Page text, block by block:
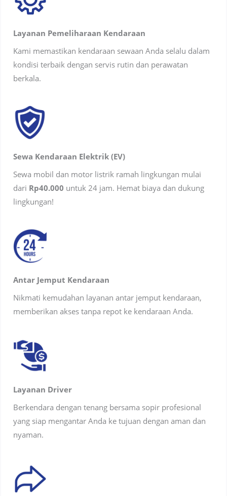
Layanan Pemeliharaan Kendaraan
Kami memastikan kendaraan sewaan Anda selalu dalam
kondisi terbaik dengan servis rutin dan perawatan
berkala.
Sewa Kendaraan Elektrik (EV)
Sewa mobil dan motor listrik ramah lingkungan mulai
dari Rp40.000 untuk 24 jam. Hemat biaya dan dukung
lingkungan!
Antar Jemput Kendaraan
Nikmati kemudahan layanan antar jemput kendaraan,
memberikan akses tanpa repot ke kendaraan Anda.
Layanan Driver
Berkendara dengan tenang bersama sopir profesional
yang siap mengantar Anda ke tujuan dengan aman dan
nyaman.